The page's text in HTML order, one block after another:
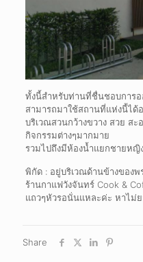
ทั้งนี้สำหรับท่านที่ชื่นชอบการอ
สามารถมาใช้สถานที่แห่งนี้ได้
บริเวณสวนกว้างขวาง สวย ส
กิจกรรมต่างๆมากมาย
รวมไปถึงมีห้องน้ำแยกชายหญิ
พิกัด : อยู่บริเวณด้านข้างของพ
ร้านกาแฟวังจันทร์ Cook &
แถวๆหัวรอนั่นแหละค่ะ หาไม่ย
Share